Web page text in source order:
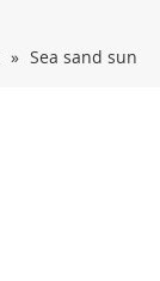
» Sea sand sun